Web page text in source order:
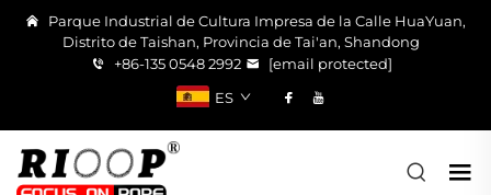
Parque Industrial de Cultura Impresa de la Calle HuaYuan,
Distrito de Taishan, Provincia de Tai'an, Shandong
+86-135 0548 2992
[email protected]
ES